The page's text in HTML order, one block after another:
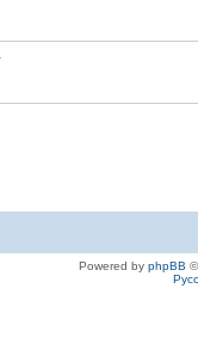
Powered by phpBB